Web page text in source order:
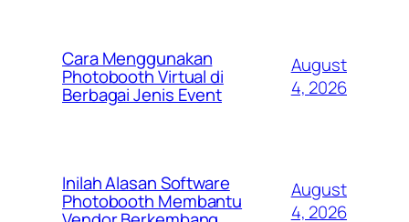
Cara Menggunakan
Photobooth Virtual di
Berbagai Jenis Event
August
4, 2026
Inilah Alasan Software
Photobooth Membantu
August
4, 2026